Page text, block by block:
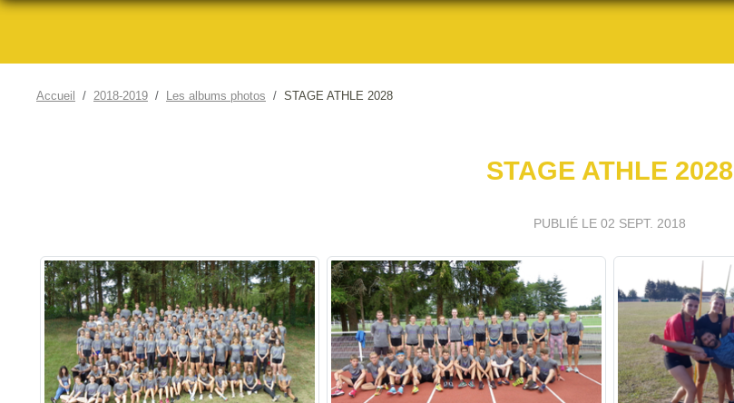
Accueil 2018-2019 Les albums photos STAGE ATHLE 2028
STAGE ATHLE 2028
PUBLIÉ LE 02 SEPT. 2018